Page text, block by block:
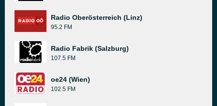
Radio Oberösterreich (Linz)
95.2 FM
Radio Fabrik (Salzburg)
107.5 FM
oe24 (Wien)
102.5 FM